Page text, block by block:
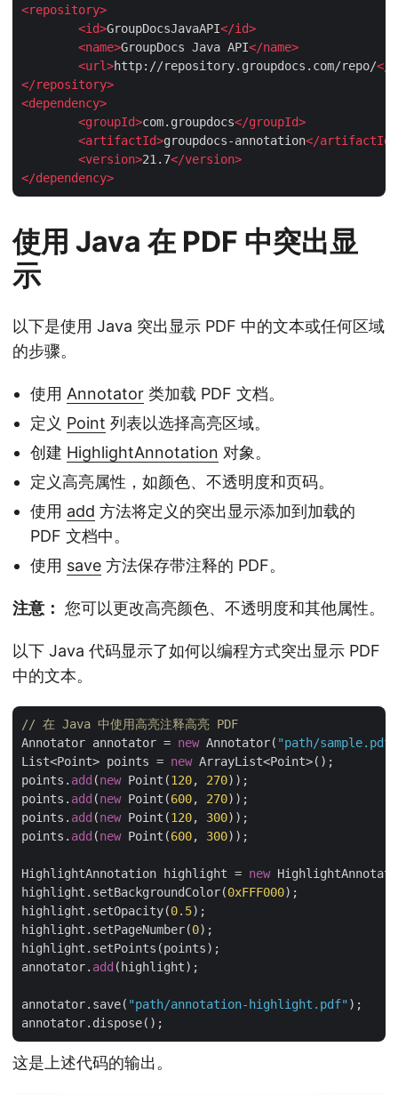
<repository>
<id>GroupDocsJavaAPI</id>
<name>GroupDocs Java API</name>
<url>http://repository.groupdocs.com/repo/</
</repository>
<dependency>
<groupId>com.groupdocs</groupId>
<artifactId>groupdocs-annotation</artifactId
<version>21.7</version>
</dependency>
使用 Java 在 PDF 中突出显
示
以下是使用 Java 突出显示 PDF 中的文本或任何区域
的步骤。
使用 Annotator 类加载 PDF 文档。
定义 Point 列表以选择高亮区域。
创建 HighlightAnnotation 对象。
定义高亮属性，如颜色、不透明度和页码。
使用 add 方法将定义的突出显示添加到加载的
PDF 文档中。
使用 save 方法保存带注释的 PDF。
注意： 您可以更改高亮颜色、不透明度和其他属性。
以下 Java 代码显示了如何以编程方式突出显示 PDF
中的文本。
// 在 Java 中使用高亮注释高亮 PDF
Annotator annotator = new Annotator( "path/sample.pdf"
List<Point> points = new ArrayList<Point>();
points. add (new Point(120, 270));
points. add (new Point(600, 270));
points. add (new Point(120, 300));
points. add (new Point(600, 300));
HighlightAnnotation highlight = new
highlight.setBackgroundColor(0xFFF000);
highlight.setOpacity(0.5);
highlight.setPageNumber(0);
highlight.setPoints(points);
annotator. add (highlight);
annotator.save( "path/annotation-highlight.pdf" );
这是上述代码的输出。